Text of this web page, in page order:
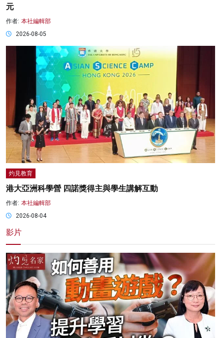
元
作者: 本社編輯部
2026-08-05
灼見教育
港大亞洲科學營 四諾獎得主與學生講解互動
作者: 本社編輯部
2026-08-04
影片